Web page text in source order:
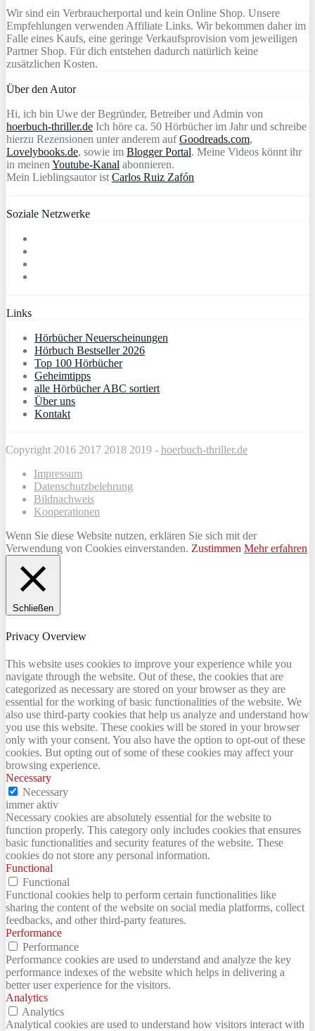
Wir sind ein Verbraucherportal und kein Online Shop. Unsere
Empfehlungen verwenden Affiliate Links. Wir bekommen daher im
Falle eines Kaufs, eine geringe Verkaufsprovision vom jeweiligen
Partner Shop. Für dich entstehen dadurch natürlich keine
zusätzlichen Kosten.
Über den Autor
Hi, ich bin Uwe der Begründer, Betreiber und Admin von
hoerbuch-thriller.de Ich höre ca. 50 Hörbücher im Jahr und schreibe
hierzu Rezensionen unter anderem aufGoodreads.com,
Lovelybooks.de, sowie im Blogger Portal. Meine Videos könnt ihr
in meinen Youtube-Kanal abonnieren.
Mein Lieblingsautor ist Carlos Ruiz Zafón
Soziale Netzwerke
Links
Hörbücher Neuerscheinungen
Hörbuch Bestseller 2026
Top 100 Hörbücher
Geheimtipps
alle Hörbücher ABC sortiert
Über uns
Kontakt
Copyright 2016 2017 2018 2019 - hoerbuch-thriller.de
Impressum
Datenschutzbelehrung
Bildnachweis
Kooperationen
Wenn Sie diese Website nutzen, erklären Sie sich mit der
Verwendung von Cookies einverstanden. Zustimmen Mehr erfahren
Schließen
Privacy Overview
This website uses cookies to improve your experience while you
navigate through the website. Out of these, the cookies that are
categorized as necessary are stored on your browser as they are
essential for the working of basic functionalities of the website. We
also use third-party cookies that help us analyze and understand how
you use this website. These cookies will be stored in your browser
only with your consent. You also have the option to opt-out of these
cookies. But opting out of some of these cookies may affect your
browsing experience.
Necessary
Necessary
immer aktiv
Necessary cookies are absolutely essential for the website to
function properly. This category only includes cookies that ensures
basic functionalities and security features of the website. These
cookies do not store any personal information.
Functional
Functional
Functional cookies help to perform certain functionalities like
sharing the content of the website on social media platforms, collect
feedbacks, and other third-party features.
Performance
Performance
Performance cookies are used to understand and analyze the key
performance indexes of the website which helps in delivering a
better user experience for the visitors.
Analytics
Analytics
Analytical cookies are used to understand how visitors interact with